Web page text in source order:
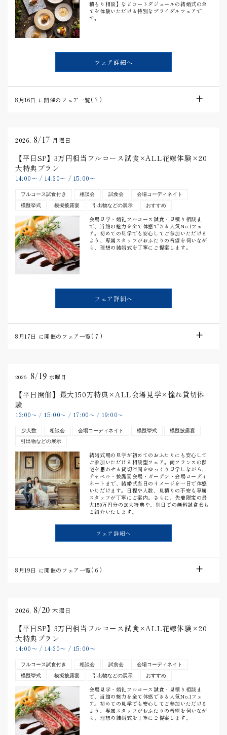
積もり相談】などコートダジュールの結婚式の全
てを体験いただける特別なブライダルフェアで
す。
フェア詳細へ
8月16日 に開催のフェア一覧(7 )
2026. 8/17 月曜日
【平日SP】3万円相当フルコース試食×ALL花嫁体験×20
大特典プラン
14:00〜 / 14:30〜 / 15:00〜
フルコース試食付き 相談会 試食会
会場コーディネイト
模擬挙式
模擬披露宴 引出物などの展示 おすすめ
会場見学・婚礼フルコース試食・見積り相談ま
で、当館の魅力を全て体感できる人気No.1フェ
ア。初めての見学でも安心してご参加いただける
よう、専属スタッフがおふたりの希望を伺いなが
ら、理想の結婚式を丁寧にご提案します。
フェア詳細へ
8月17日 に開催のフェア一覧(7 )
2026. 8/19 水曜日
【平日開催】最大150万特典×ALL会場見学×憧れ貸切体
験
13:00 〜/ 15:00〜 / 17:00 〜/ 19:00〜
少人数 相談会 会場コーディネイト 模擬挙式
模擬披露宴
引出物などの展示
結婚式場の見学が初めてのおふたりにも安心して
ご参加いただける相談型フェア。南フランスの邸
宅を思わせる貸切空間をゆっくり見学しながら、
チャペル・披露宴会場・ガーデン・会場コーディ
ネートまで、結婚式当日のイメージを一日で体感
いただけます。日程や人数、見積りの不安も専属
スタッフが丁寧にご案内。さらに、先着限定の最
大150万円分の20大特典や、別日での無料試食会も
ご紹介いたします。
フェア詳細へ
8月19日 に開催のフェア一覧(6 )
2026. 8/20 木曜日
【平日SP】3万円相当フルコース試食×ALL花嫁体験×20
大特典プラン
14:00〜 / 14:30〜 / 15:00〜
フルコース試食付き 相談会 試食会
会場コーディネイト
模擬挙式
模擬披露宴 引出物などの展示 おすすめ
会場見学・婚礼フルコース試食・見積り相談ま
で、当館の魅力を全て体感できる人気No.1フェ
ア。初めての見学でも安心してご参加いただける
よう、専属スタッフがおふたりの希望を伺いなが
ら、理想の結婚式を丁寧にご提案します。